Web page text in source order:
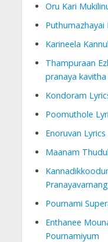
Oru Kari
Puthumazhayai
Karineela
Thampuraan
pranaya kavitha
Kondoram
Poomuthole
Enoruvan
Maanam
Pournami
Enthanee
Pournamiyum